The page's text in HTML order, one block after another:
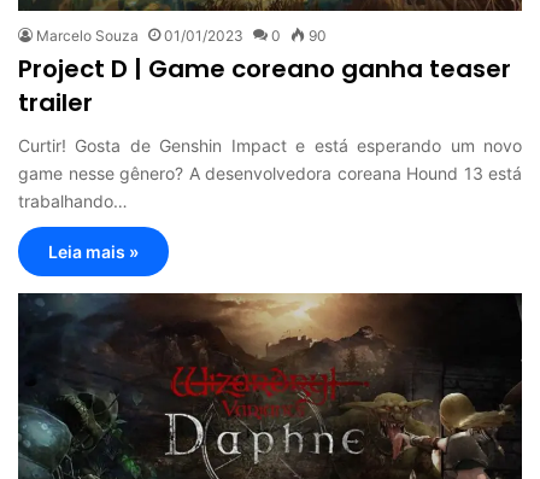
Marcelo Souza 01/01/2023 0 90
Project D | Game coreano ganha teaser
trailer
Curtir! Gosta de Genshin Impact e está esperando um novo
game nesse gênero? A desenvolvedora coreana Hound 13 está
trabalhando…
Leia mais »